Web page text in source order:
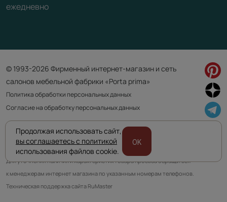
ежедневно
© 1993-2026 Фирменный интернет-магазин и сеть
салонов мебельной фабрики «Porta prima»
Политика обработки персональных данных
Согласие на обработку персональных данных
Приведенная на сайте информация не является публичной офертой
и носит информационно ознакомительный характер.
Для уточнения наличия и характеристик товара просьба обращаться
к менеджерам интернет магазина по указанным номерам телефонов.
Техническая поддержка сайта RuMaster
Продолжая использовать сайт,
вы соглашаетесь с политикой
использования файлов cookie.
OK